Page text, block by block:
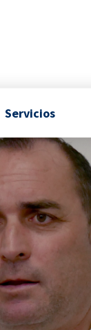
Servicios